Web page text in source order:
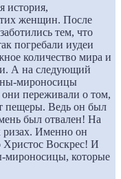
история,
женщин. После
тем, что
погребали иудеи
количество мира и
А на следующий
мироносицы
переживали о том,
пещеры. Ведь он был
был отвален! На
Именно он
Христос Воскрес! И
мироносицы, которые